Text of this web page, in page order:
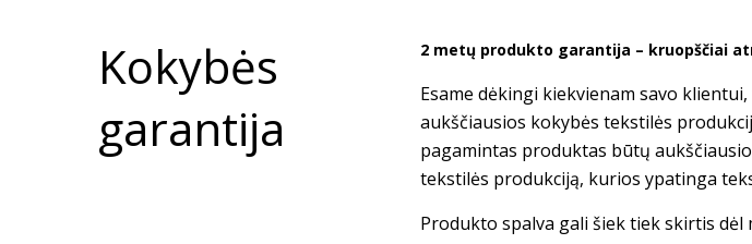
Kokybės
garantija
2 metų produkto garantija – kruopščiai
Esame dėkingi kiekvienam savo
aukščiausios kokybės tekstilės
pagamintas produktas būtų
tekstilės produkciją, kurios ypatinga
Produkto spalva gali šiek tiek skirtis